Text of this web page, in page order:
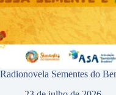
Radionovela Sementes do